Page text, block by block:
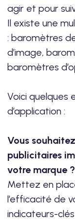
agir et pour
Il existe une
: baromètres
d’image,
baromètres
Voici quelques
d’application :
Vous
publicitaires
votre marque ?
Mettez en
l’efficacité de
indicateurs-